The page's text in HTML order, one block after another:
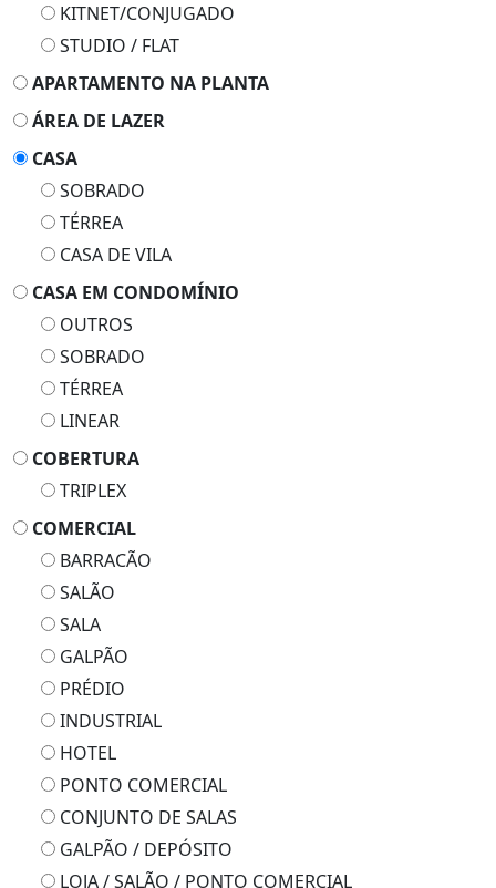
KITNET/CONJUGADO
STUDIO / FLAT
APARTAMENTO NA PLANTA
ÁREA DE LAZER
CASA
SOBRADO
TÉRREA
CASA DE VILA
CASA EM CONDOMÍNIO
OUTROS
SOBRADO
TÉRREA
LINEAR
COBERTURA
TRIPLEX
COMERCIAL
BARRACÃO
SALÃO
SALA
GALPÃO
PRÉDIO
INDUSTRIAL
HOTEL
PONTO COMERCIAL
CONJUNTO DE SALAS
GALPÃO / DEPÓSITO
LOJA / SALÃO / PONTO COMERCIAL